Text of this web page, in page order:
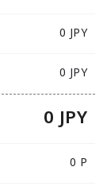
0 JPY
0 JPY
0 JPY
0 P